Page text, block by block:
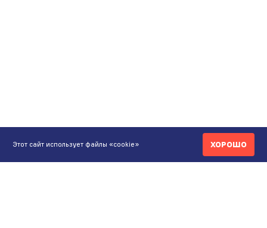
Этот сайт использует файлы «cookie» ХОРОШО